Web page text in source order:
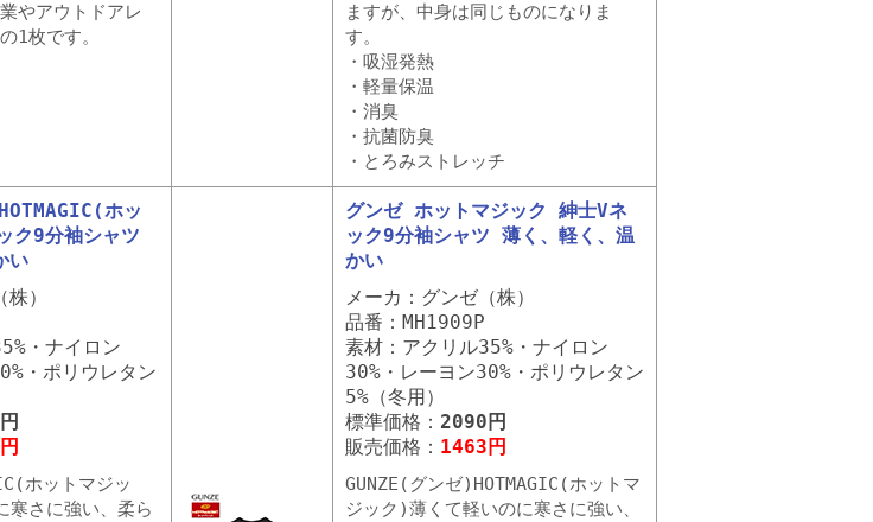
やアウトドアレ
1枚です。
ますが、中身は同じものになりま
す。
・吸湿発熱
・軽量保温
・消臭
・抗菌防臭
・とろみストレッチ
ホッ
ク9分袖シャツ
い
）
・ナイロン
・ポリウレタン
ホットマジッ
寒さに強い、柔ら
グンゼ ホットマジック 紳士Vネ
ック9分袖シャツ 薄く、軽く、温
かい
メーカ：グンゼ（株）
品番：MH1909P
素材：アクリル35%・ナイロン
30%・レーヨン30%・ポリウレタン
5%（冬用）
標準価格： 2090円
販売価格： 1463円
GUNZE(グンゼ)HOTMAGIC(ホットマ
ジック)薄くて軽いのに寒さに強い、